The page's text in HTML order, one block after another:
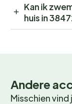
Kan ik
huis in
Andere
Misschien